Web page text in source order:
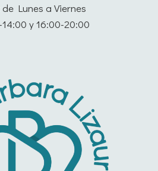
de Lunes a Viernes
y 16:00-20:00